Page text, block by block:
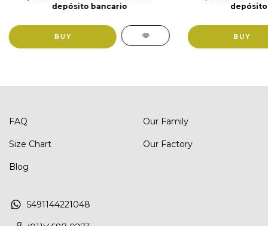
depósito bancario
BUY BUY
FAQ
Size Chart
Blog
Our Family
Our Factory
5491144221048